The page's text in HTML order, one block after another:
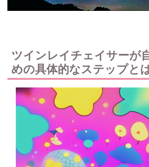
ツインレイチェイサーが
めの具体的なステップと